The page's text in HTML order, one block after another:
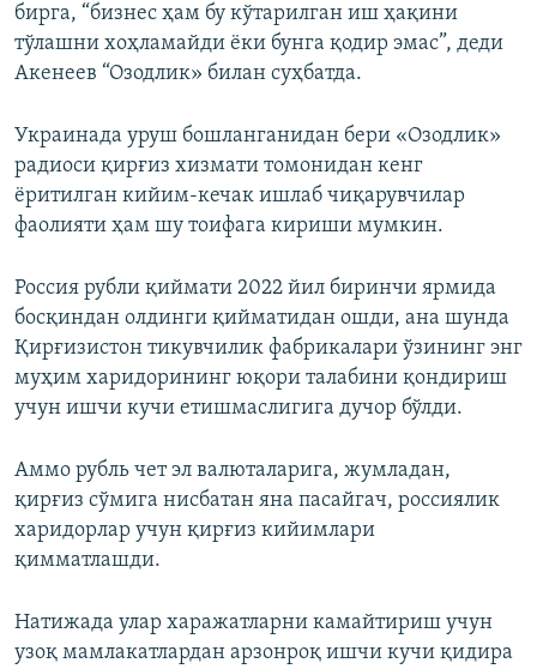
бирга, “бизнес ҳам бу кўтарилган иш ҳақини
тўлашни хоҳламайди ёки бунга қодир эмас”, деди
Акенеев “Озодлик» билан суҳбатда.
Украинада уруш бошланганидан бери «Озодлик»
радиоси қирғиз хизмати томонидан кенг
ёритилган кийим-кечак ишлаб чиқарувчилар
фаолияти ҳам шу тоифага кириши мумкин.
Россия рубли қиймати 2022 йил биринчи ярмида
босқиндан олдинги қийматидан ошди, ана шунда
Қирғизистон тикувчилик фабрикалари ўзининг энг
муҳим харидорининг юқори талабини қондириш
учун ишчи кучи етишмаслигига дучор бўлди.
Аммо рубль чет эл валюталарига, жумладан,
қирғиз сўмига нисбатан яна пасайгач, россиялик
харидорлар учун қирғиз кийимлари
қимматлашди.
Натижада улар харажатларни камайтириш учун
узоқ мамлакатлардан арзонроқ ишчи кучи қидира